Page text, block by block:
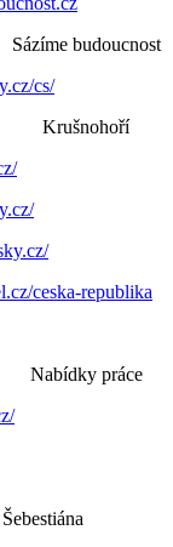
Sázíme budoucnost
cs/
Krušnohoří
ceska-republika
Nabídky práce